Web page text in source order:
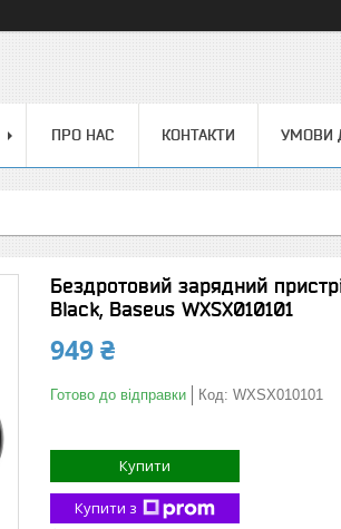
ПРО НАС КОНТАКТИ УМОВИ
Бездротовий зарядний
Black, Baseus WXSX010101
949 ₴
Готово до відправки Код: WXSX010101
Купити
Купити з